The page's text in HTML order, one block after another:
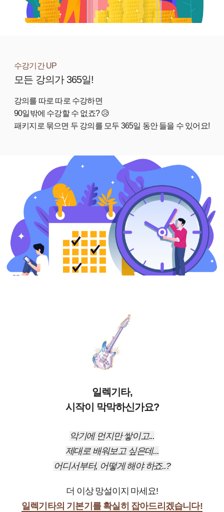
수강기간 UP
모든 강의가 365일!
강의를 따로 따로 수강하면
90일밖에 수강할 수 없죠? 😥
패키지로 묶으면 두 강의를 모두 365일 동안 들을 수 있어요!
일렉기타,
시작이 막막하신가요?
악기에 먼지만 쌓이고...
제대로 배워보고 싶은데...
어디서부터, 어떻게 해야 하죠..?
더 이상 망설이지 마세요!
일렉기타의 기본기를 확실히 잡아드리겠습니다!